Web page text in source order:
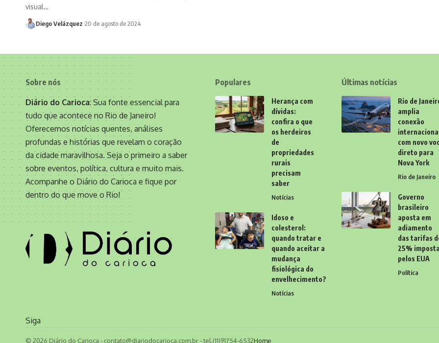
visual…
Diego Velázquez 20 de agosto de 2024
Sobre nós
Diário do Carioca: Sua fonte essencial para
tudo que acontece no Rio de Janeiro!
Oferecemos notícias quentes, análises
profundas e histórias que revelam o coração
da cidade maravilhosa. Seja o primeiro a saber
sobre eventos, política, cultura e muito mais.
Acompanhe o Diário do Carioca e fique por
dentro do que move o Rio!
Populares
Herança com
dívidas:
confira o que
os herdeiros
de
propriedades
rurais
precisam
saber
Notícias
Idoso e
colesterol:
quando tratar e
quando aceitar a
mudança
fisiológica do
envelhecimento?
Notícias
Últimas notícias
Rio de
amplia
conexão
internacional
com novo
direto para
Nova York
Rio de Janeiro
Governo
brasileiro
aposta em
adiamento
das tarifas
25%
pelos EUA
Política
Siga
© 2026 Diário do Carioca - contato@diariodocarioca.com.br- tel.(11)91754-6532Home